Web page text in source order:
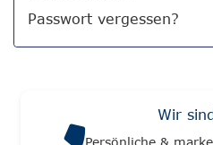
Passwort vergessen?
Wir
Persönliche &